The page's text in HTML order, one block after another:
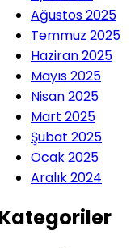
Ağustos 2025
Temmuz 2025
Haziran 2025
Mayıs 2025
Nisan 2025
Mart 2025
Şubat 2025
Ocak 2025
Aralık 2024